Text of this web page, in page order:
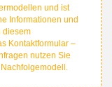
und ist
Informationen und
diesem
Kontaktformular –
nutzen Sie